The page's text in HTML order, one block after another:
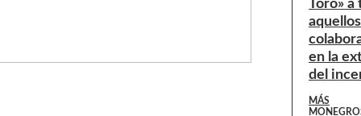
Toro» a
en la
del
MÁS